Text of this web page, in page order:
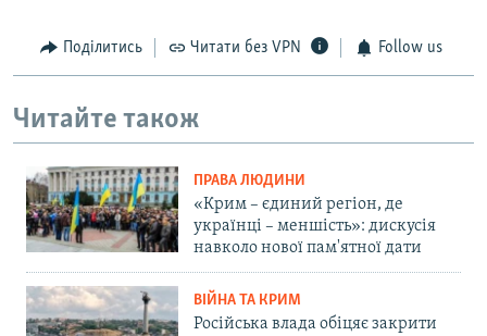
Поділитись Читати без VPN Follow us
Читайте також
ПРАВА ЛЮДИНИ
«Крим – єдиний регіон, де
українці – меншість»: дискусія
навколо нової пам'ятної дати
ВІЙНА ТА КРИМ
Російська влада обіцяє закрити